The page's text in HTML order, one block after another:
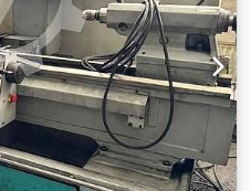
° Ос C: 360 ° Шпиндел
12 000 об./мин Стъпки на
Конус на шпиндела: 7/24,
на лагерите на шпиндела:
повърхността на масата
мм Разстояние от
центъра на шпиндела: 620
повърхност: 350 мм